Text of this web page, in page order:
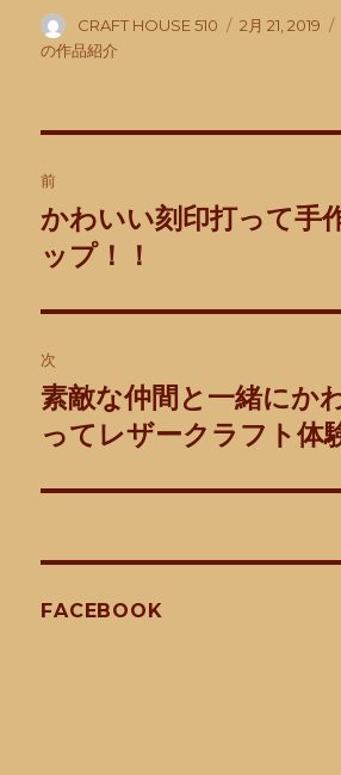
投
稿
CRAFT HOUSE 510
投
2月 21, 2019
の作品紹介
稿
ナ
ビ
ゲ
ー
シ
ン
前
前
の
稿:
かわいい刻印打って手
ップ！！
次
次
の
稿:
素敵な仲間と一緒にか
ってレザークラフト体
FACEBOOK